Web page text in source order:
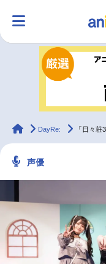
ラン
ラジオ
配信・
最新記事一覧
animateTimes
DayRe: 「日々荘3号
声優